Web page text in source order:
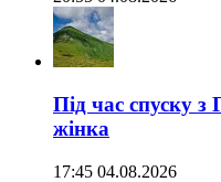
Під час спуску з
жінка
17:45 04.08.2026